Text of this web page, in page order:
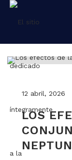
12 abril, 2026
LOS